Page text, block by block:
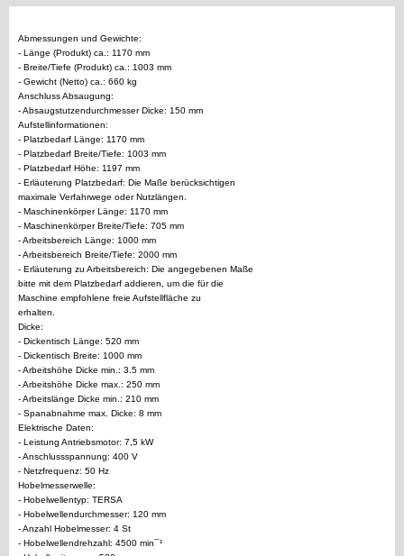
Abmessungen und Gewichte:
- Länge (Produkt) ca.: 1170 mm
- Breite/Tiefe (Produkt) ca.: 1003 mm
- Gewicht (Netto) ca.: 660 kg
Anschluss Absaugung:
- Absaugstutzendurchmesser Dicke: 150 mm
Aufstellinformationen:
- Platzbedarf Länge: 1170 mm
- Platzbedarf Breite/Tiefe: 1003 mm
- Platzbedarf Höhe: 1197 mm
- Erläuterung Platzbedarf: Die Maße berücksichtigen
maximale Verfahrwege oder Nutzlängen.
- Maschinenkörper Länge: 1170 mm
- Maschinenkörper Breite/Tiefe: 705 mm
- Arbeitsbereich Länge: 1000 mm
- Arbeitsbereich Breite/Tiefe: 2000 mm
- Erläuterung zu Arbeitsbereich: Die angegebenen Maße
bitte mit dem Platzbedarf addieren, um die für die
Maschine empfohlene freie Aufstellfläche zu
erhalten.
Dicke:
- Dickentisch Länge: 520 mm
- Dickentisch Breite: 1000 mm
- Arbeitshöhe Dicke min.: 3.5 mm
- Arbeitshöhe Dicke max.: 250 mm
- Arbeitslänge Dicke min.: 210 mm
- Spanabnahme max. Dicke: 8 mm
Elektrische Daten:
- Leistung Antriebsmotor: 7,5 kW
- Anschlussspannung: 400 V
- Netzfrequenz: 50 Hz
Hobelmesserwelle:
- Hobelwellentyp: TERSA
- Hobelwellendurchmesser: 120 mm
- Anzahl Hobelmesser: 4 St
- Hobelwellendrehzahl: 4500 min¯¹